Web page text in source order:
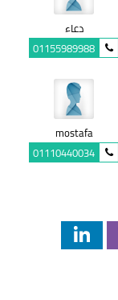
دعاء
01155989988
mostafa
01110440034